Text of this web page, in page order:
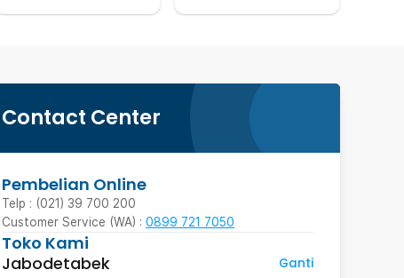
Contact Center
Pembelian Online
Telp : (021) 39 700 200
Customer Service (WA) : 0899 721 7050
Toko Kami
Jabodetabek
Ganti